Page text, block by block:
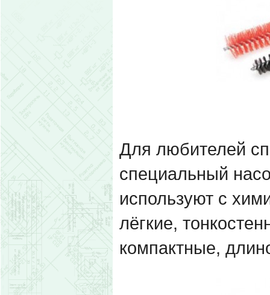
Для любителей
специальный
используют с
лёгкие,
компактные,